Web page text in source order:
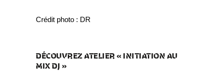
Crédit photo : DR
DÉCOUVREZ ATELIER « INITIATION AU
MIX DJ »